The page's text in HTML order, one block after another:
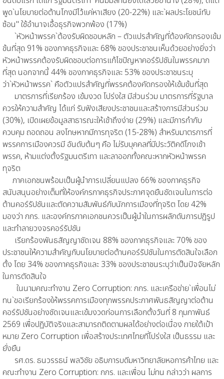
พูด`นโยบายต่อต้านโกงมีไว้แค่หาเสียง (20-22%) และ`ผลประโยชน์ทับ
ซ้อน" ใช้อำนาจเอื้อธุรกิจพวกพ้อง (17%)
`หัวหน้าพรรค`ต้องรับผิดชอบหลัก – ตัวแปรสำคัญที่ต้องคัดกรองเข้ม
ข้นที่สุด 91% ของภาคธุรกิจและ 68% ของประชาชนเห็นด้วยอย่างยิ่งว่า
หัวหน้าพรรคต้องรับผิดชอบต่อการแก้ไขปัญหาคอร์รัปชันในพรรคมาก
ที่สุด นอกจากนี้ 44% ของภาคธุรกิจและ 53% ของประชาชนระบุ
ว่า`หัวหน้าพรรค` คือตัวแปรสำคัญที่พรรคต้องคัดกรองให้เข้มข้นที่สุด
มาตรการที่เรียกร้อง เข้มงวด โปร่งใส มีส่วนร่วม มาตรการที่รัฐบาล
ควรให้ความสำคัญ ได้แก่ รับฟังเสียงประชาชนและสร้างการมีส่วนร่วม
(30%), เปิดเผยข้อมูลสาธารณะให้เข้าถึงง่าย (29%) และมีการกำกับ
ควบคุม ถอดถอน ลงโทษหากมีการทุจริต (15-28%) สำหรับมาตรการที่
พรรคการเมืองควรมี อันดับต้นๆ คือ ไม่รับบุคคลที่มีประวัติคดีโกงเข้า
พรรค, ห้ามแต่งตั้งรัฐมนตรีเทา และลาออกทั้งคณะหากหัวหน้าพรรค
ทุจริต
ภาคเอกชนพร้อมเป็นผู้นำการเปลี่ยนแปลง 66% ของภาคธุรกิจ
สนับสนุนอย่างเต็มที่ให้องค์กรภาคธุรกิจประกาศจุดยืนชัดเจนในการต่อ
ต้านคอร์รัปชันและตัดความสัมพันธ์กับนักการเมืองที่ทุจริต โดย 42%
มองว่า กกร. และองค์กรภาคเอกชนควรเป็นผู้นำในการผลักดันการปฏิรูป
และทำลายวงจรคอร์รัปชัน
เรียกร้องพันธสัญญาชัดเจน 88% ของภาคธุรกิจและ 70% ของ
ประชาชนให้ความสำคัญกับนโยบายต่อต้านคอร์รัปชันในการตัดสินใจเลือก
ตั้ง โดย 34% ของภาคธุรกิจและ 33% ของประชาชนระบุว่าเป็นปัจจัยหลัก
ในการตัดสินใจ
ในนามคณะทำงาน Zero Corruption: กกร. และเครือข่าย`เพื่อนไม่
ทน`ขอเรียกร้องให้พรรคการเมืองทุกพรรคประกาศพันธสัญญาต่อต้าน
คอร์รัปชันอย่างชัดเจนและเข้มงวดก่อนการเลือกตั้งวันที่ 8 กุมภาพันธ์
2569 เพื่อปฏิบัติจริงและสามารถติดตามผลได้อย่างต่อเนื่อง ภายใต้เป้า
หมาย Zero Corruption เพื่อสร้างประเทศไทยที่โปร่งใส เป็นธรรม และ
ยั่งยืน
รศ.ดร. ธนวรรธน์ พลวิชัย อธิบการบดีมหาวิทยาลัยหอการค้าไทย และ
คณะทำงาน Zero Corruption: กกร. และเพื่อน ไม่ทน กล่าวว่า ผลการ